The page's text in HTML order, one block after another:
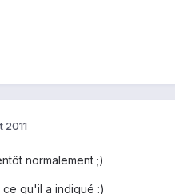
2011
normalement ;)
qu'il a indiqué :)